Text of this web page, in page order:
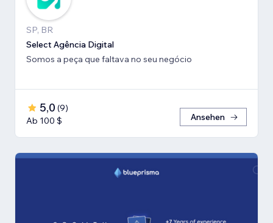
SP, BR
Select Agência Digital
Somos a peça que faltava no seu negócio
5,0 (9)
Ab 100 $
Ansehen